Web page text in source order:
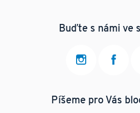
Buďte s námi ve
Píšeme pro Vás